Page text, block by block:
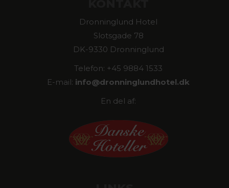
Dronninglund Hotel
Slotsgade 78
DK-9330 Dronninglund
Telefon: +45 9884 1533
E-mail: info@dronninglundhotel.dk
En del af: